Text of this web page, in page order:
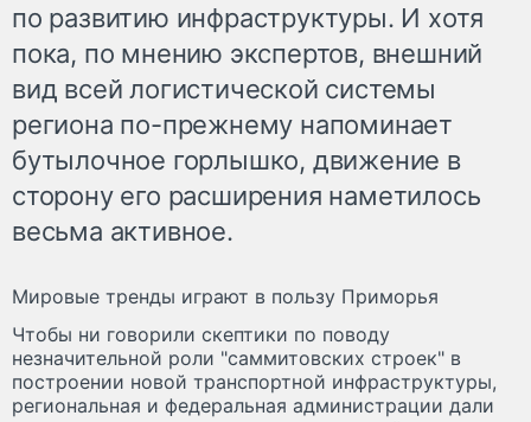
по развитию инфраструктуры. И хотя
пока, по мнению экспертов, внешний
вид всей логистической системы
региона по-прежнему напоминает
бутылочное горлышко, движение в
сторону его расширения наметилось
весьма активное.
Мировые тренды играют в пользу Приморья
Чтобы ни говорили скептики по поводу
незначительной роли "саммитовских строек" в
построении новой транспортной инфраструктуры,
региональная и федеральная администрации дали